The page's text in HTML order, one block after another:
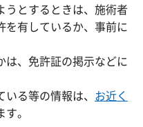
うとするときは、施術者
を有しているか、事前に
は、免許証の掲示などに
る等の情報は、 お近く
。